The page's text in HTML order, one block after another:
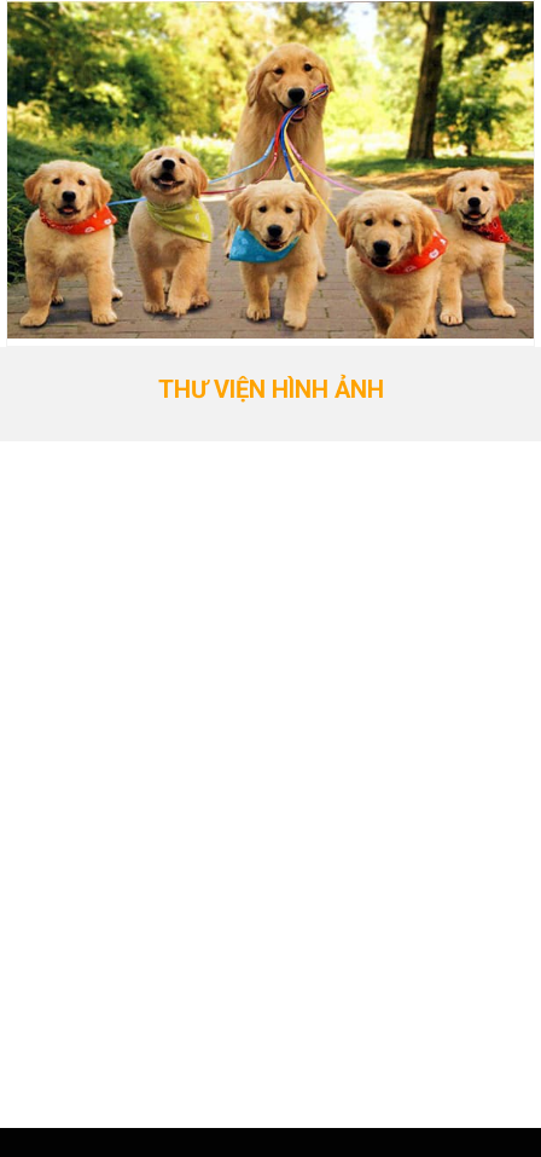
THƯ VIỆN HÌNH ẢNH